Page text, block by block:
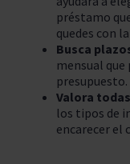
préstamo
quedes con
Busca
mensual
presupuesto.
Valora
los tipos de
encarecer el